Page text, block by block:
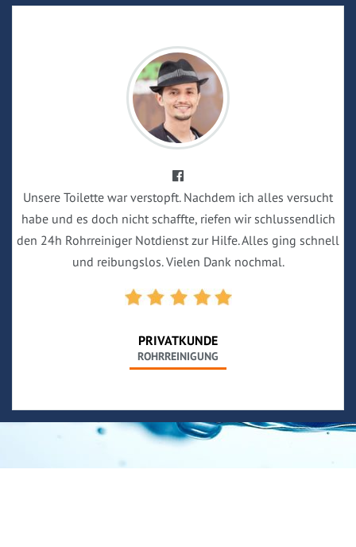
Unsere Toilette war verstopft. Nachdem ich alles versucht
habe und es doch nicht schaffte, riefen wir schlussendlich
den 24h Rohrreiniger Notdienst zur Hilfe. Alles ging schnell
und reibungslos. Vielen Dank nochmal.
PRIVATKUNDE
ROHRREINIGUNG